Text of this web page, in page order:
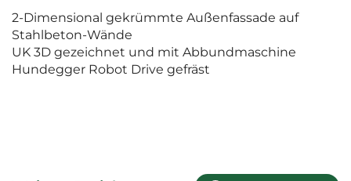
2-Dimensional gekrümmte Außenfassade auf
Stahlbeton-Wände
UK 3D gezeichnet und mit Abbundmaschine
Hundegger Robot Drive gefräst